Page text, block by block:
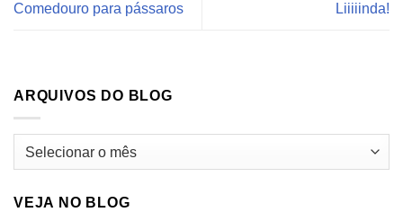
Comedouro para pássaros Liiiiinda!
ARQUIVOS DO BLOG
VEJA NO BLOG